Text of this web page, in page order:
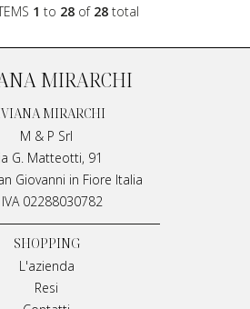
1 to 28 of 28 total
MIRARCHI
MIRARCHI
M & P Srl
G. Matteotti, 91
Giovanni in Fiore Italia
IVA 02288030782
SHOPPING
L'azienda
Resi